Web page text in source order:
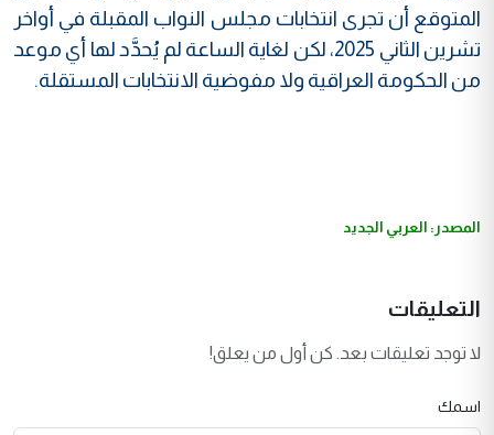
المتوقع أن تجرى انتخابات مجلس النواب المقبلة في أواخر
تشرين الثاني 2025، لكن لغاية الساعة لم يُحدَّد لها أي موعد
من الحكومة العراقية ولا مفوضية الانتخابات المستقلة.
المصدر: العربي الجديد
التعليقات
لا توجد تعليقات بعد. كن أول من يعلق!
اسمك